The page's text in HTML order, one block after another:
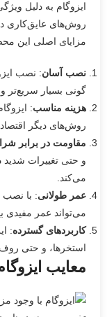
ایزوگام به دلیل
روش‌های عایق‌کاری
مزایای اصلی این
نصب آسان: نصب
گونی بسیار سریع‌تر
هزینه مناسب:
روش‌های دیگر
مقاومت در برابر
و حتی تغییرات
می‌کند.
عمر طولانی: با نصب
می‌تواند عمر مفیدی بین 10 تا 15 سال داشته
کاربردهای گسترده:
استخرها، و حتی
معایب